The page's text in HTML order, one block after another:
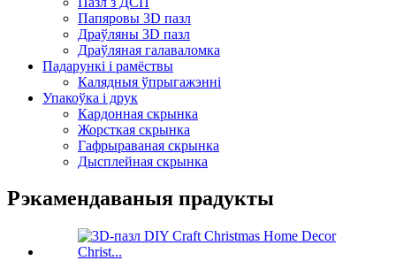
Папяровы 3D пазл
Драўляны 3D пазл
Драўляная галаваломка
Падарункі і рамёствы
Калядныя ўпрыгажэнні
Упакоўка і друк
Кардонная скрынка
Жорсткая скрынка
Гафрыраваная скрынка
Дысплейная скрынка
Рэкамендаваныя прадукты